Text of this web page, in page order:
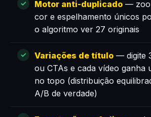
Motor anti-duplicado —
cor e espelhamento únicos
o algoritmo ver 27 originais
Variações de título — digite
ou CTAs e cada vídeo ganha
no topo (distribuição
A/B de verdade)